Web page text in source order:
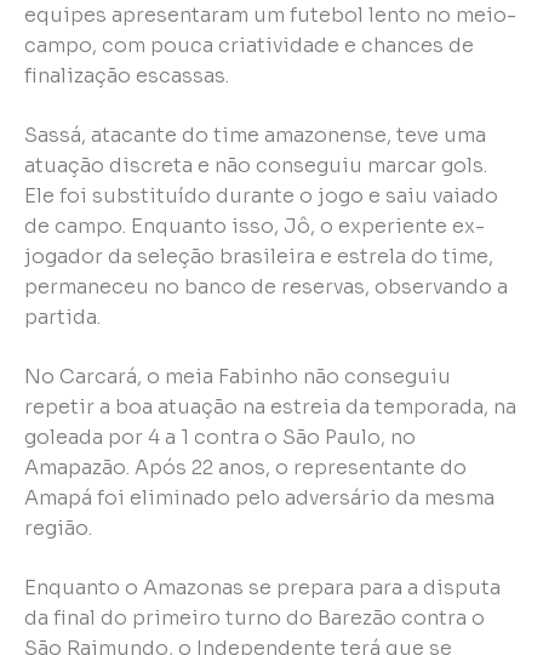
equipes apresentaram um futebol lento no meio-
campo, com pouca criatividade e chances de
finalização escassas.
Sassá, atacante do time amazonense, teve uma
atuação discreta e não conseguiu marcar gols.
Ele foi substituído durante o jogo e saiu vaiado
de campo. Enquanto isso, Jô, o experiente ex-
jogador da seleção brasileira e estrela do time,
permaneceu no banco de reservas, observando a
partida.
No Carcará, o meia Fabinho não conseguiu
repetir a boa atuação na estreia da temporada, na
goleada por 4 a 1 contra o São Paulo, no
Amapazão. Após 22 anos, o representante do
Amapá foi eliminado pelo adversário da mesma
região.
Enquanto o Amazonas se prepara para a disputa
da final do primeiro turno do Barezão contra o
São Raimundo, o Independente terá que se